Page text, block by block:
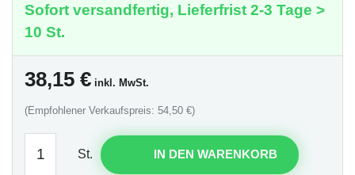
Sofort versandfertig, Lieferfrist 2-3 Tage >
10 St.
38,15 € inkl. MwSt.
(Empfohlener Verkaufspreis: 54,50 €)
St. IN DEN WARENKORB